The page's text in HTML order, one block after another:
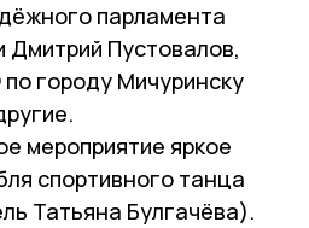
парламента
Дмитрий Пустовалов,
городу Мичуринску
мероприятие яркое
спортивного танца
Татьяна Булгачёва).